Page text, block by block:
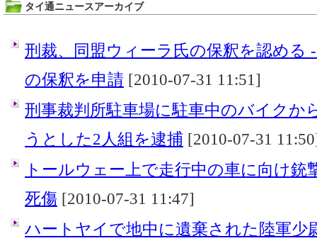
タイ通ニュースアーカイブ
刑裁、同盟ウィーラ氏の保釈を認める
の保釈を申請 [2010-07-31 11:51]
刑事裁判所駐車場に駐車中のバイクか
うとした2人組を逮捕 [2010-07-31
トールウェー上で走行中の車に向け銃
死傷 [2010-07-31 11:47]
ハートヤイで地中に遺棄された陸軍少